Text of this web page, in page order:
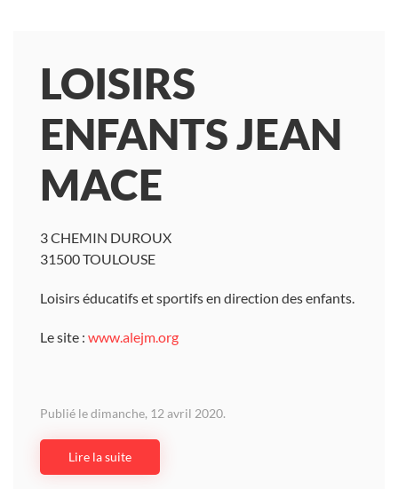
LOISIRS
ENFANTS JEAN
MACE
3 CHEMIN DUROUX
31500 TOULOUSE
Loisirs éducatifs et sportifs en direction des enfants.
Le site : www.alejm.org
Publié le dimanche, 12 avril 2020.
Lire la suite